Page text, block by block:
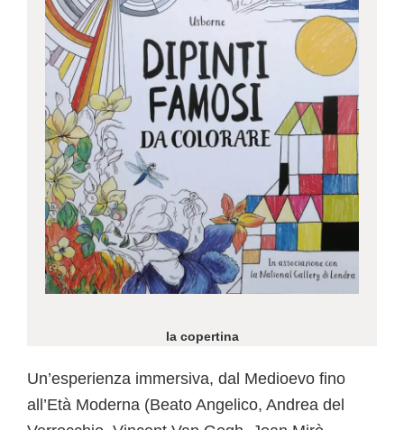
la copertina
Un’esperienza immersiva, dal Medioevo fino
all’Età Moderna (Beato Angelico, Andrea del